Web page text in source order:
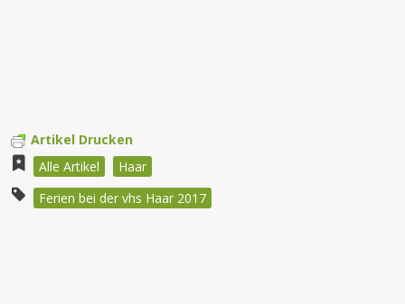
Artikel Drucken
Alle Artikel
Haar
Ferien bei der vhs Haar 2017